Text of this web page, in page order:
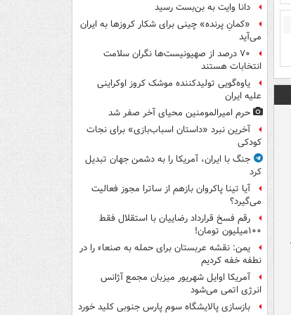
دانا وایت به بن‌بست رسید
«کمانِ پرنده» چینی برای شکار کروزها به ایران
می‌آید
۷۰ درصد از صهیونیست‌ها نگران سلامت
انتخابات هستند
یاوه‌گویی تولیدکننده موشک کروز اوکراینی
علیه ایران
حرم امیرالمومنین محیای آخر صفر شد
آخرین نبرد «داستان اسباب‌بازی» برای نجات
کودکی
جنگ با ایران، آمریکا را به دشمن جهان تبدیل
کرد
آیا تینا پاکروان بازهم از ساترا مجوز فعالیت
می‌گیرد؟
رقم فسخ قرارداد رضاییان با استقلال فقط
۱۰۰میلیون تومان!
یمن: نقشه عربستان برای حمله به صنعاء را در
نطفه خفه کردیم
آمریکا اوایل شهریور میزبان مجمع آژانس
انرژی اتمی می‌شود
بازسازی پالایشگاه سوم پارس جنوبی کلید خورد